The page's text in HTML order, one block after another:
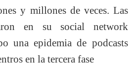
y millones de veces. Las
en su social network
una epidemia de podcasts
en la tercera fase